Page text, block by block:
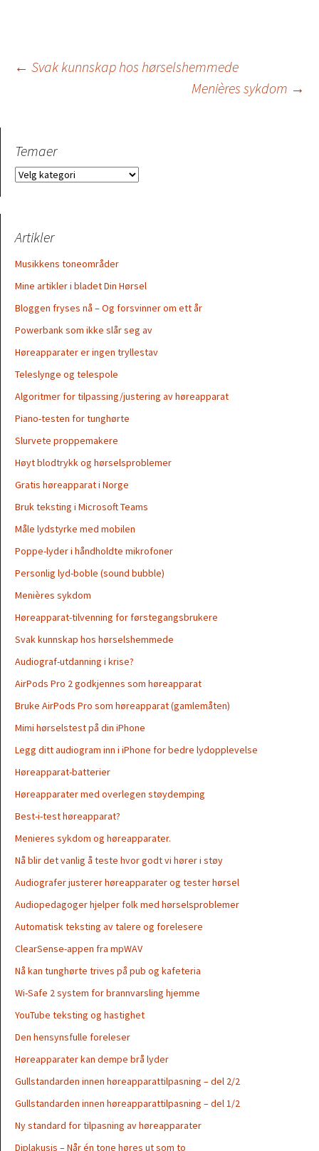
Innleggsnavigasjon
← Svak kunnskap hos hørselshemmede
Menières sykdom →
Temaer
Temaer
Artikler
Musikkens toneområder
Mine artikler i bladet Din Hørsel
Bloggen fryses nå – Og forsvinner om ett år
Powerbank som ikke slår seg av
Høreapparater er ingen tryllestav
Teleslynge og telespole
Algoritmer for tilpassing/justering av høreapparat
Piano-testen for tunghørte
Slurvete proppemakere
Høyt blodtrykk og hørselsproblemer
Gratis høreapparat i Norge
Bruk teksting i Microsoft Teams
Måle lydstyrke med mobilen
Poppe-lyder i håndholdte mikrofoner
Personlig lyd-boble (sound bubble)
Menières sykdom
Høreapparat-tilvenning for førstegangsbrukere
Svak kunnskap hos hørselshemmede
Audiograf-utdanning i krise?
AirPods Pro 2 godkjennes som høreapparat
Bruke AirPods Pro som høreapparat (gamlemåten)
Mimi hørselstest på din iPhone
Legg ditt audiogram inn i iPhone for bedre lydopplevelse
Høreapparat-batterier
Høreapparater med overlegen støydemping
Best-i-test høreapparat?
Menieres sykdom og høreapparater.
Nå blir det vanlig å teste hvor godt vi hører i støy
Audiografer justerer høreapparater og tester hørsel
Audiopedagoger hjelper folk med hørselsproblemer
Automatisk teksting av talere og forelesere
ClearSense-appen fra mpWAV
Nå kan tunghørte trives på pub og kafeteria
Wi-Safe 2 system for brannvarsling hjemme
YouTube teksting og hastighet
Den hensynsfulle foreleser
Høreapparater kan dempe brå lyder
Gullstandarden innen høreapparattilpasning – del 2/2
Gullstandarden innen høreapparattilpasning – del 1/2
Ny standard for tilpasning av høreapparater
Diplakusis – Når én tone høres ut som to